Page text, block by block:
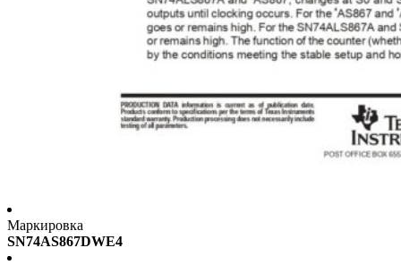
Маркировка
SN74AS867DWE4